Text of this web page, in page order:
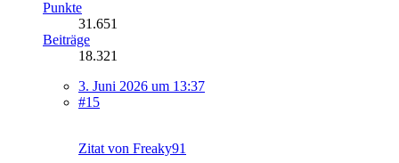
Punkte
31.651
Beiträge
18.321
3. Juni 2026 um 13:37
#15
Zitat von Freaky91